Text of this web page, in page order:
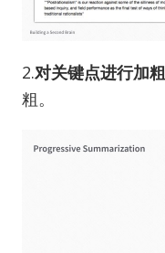
2.对关键点进行加粗
粗。